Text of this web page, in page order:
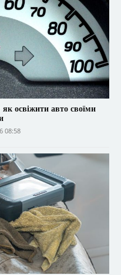
освіжити авто своїми
08:58